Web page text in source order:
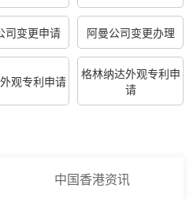
司变更申请 阿曼公司变更办理
观专利申请
格林纳达外观专利申
请
中国香港资讯